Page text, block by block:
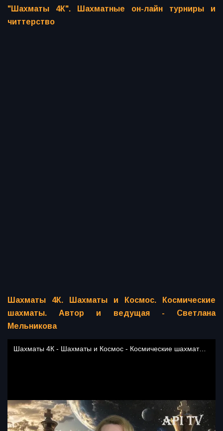
"Шахматы 4К". Шахматные он-лайн турниры и
читтерство
Шахматы 4К. Шахматы и Космос. Космические
шахматы. Автор и ведущая - Светлана
Мельникова